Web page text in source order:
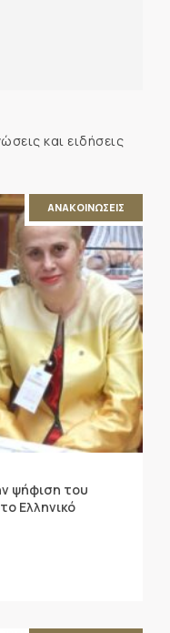
και ειδήσεις
ΑΝΑΚΟΙΝΩΣΕΙΣ
ψήφιση του
Ελληνικό